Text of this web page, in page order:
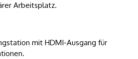
Arbeitsplatz.
mit HDMI-Ausgang für